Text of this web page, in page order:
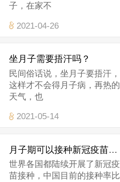
子，在家不
2021-04-26
坐月子需要捂汗吗？
民间俗话说，坐月子要捂汗，
这样才不会得月子病，再热的
天气，也
2021-05-14
月子期可以接种新冠疫苗吗？
世界各国都陆续开展了新冠疫
苗接种，中国目前的接种率比